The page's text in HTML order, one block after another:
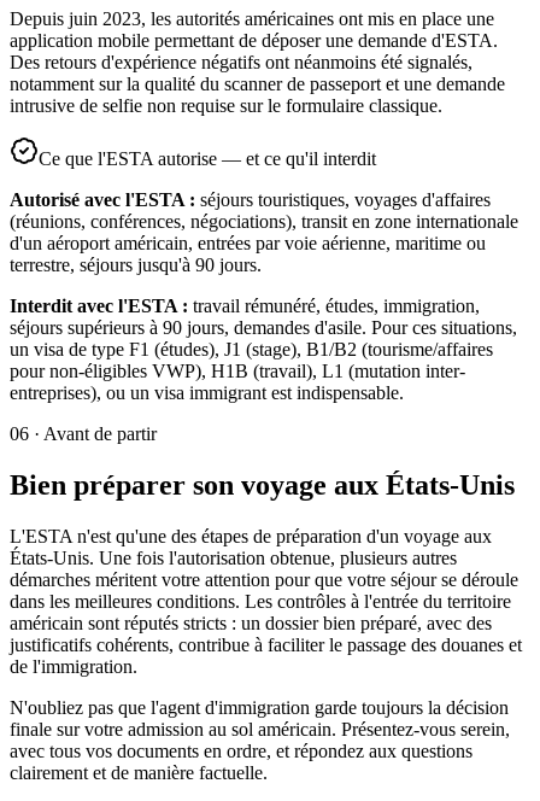
Depuis juin 2023, les autorités américaines ont mis en place une
application mobile permettant de déposer une demande d'ESTA.
Des retours d'expérience négatifs ont néanmoins été signalés,
notamment sur la qualité du scanner de passeport et une demande
intrusive de selfie non requise sur le formulaire classique.
Ce que l'ESTA autorise — et ce qu'il interdit
Autorisé avec l'ESTA : séjours touristiques, voyages d'affaires
(réunions, conférences, négociations), transit en zone internationale
d'un aéroport américain, entrées par voie aérienne, maritime ou
terrestre, séjours jusqu'à 90 jours.
Interdit avec l'ESTA : travail rémunéré, études, immigration,
séjours supérieurs à 90 jours, demandes d'asile. Pour ces situations,
un visa de type F1 (études), J1 (stage), B1/B2 (tourisme/affaires
pour non-éligibles VWP), H1B (travail), L1 (mutation inter-
entreprises), ou un visa immigrant est indispensable.
06 · Avant de partir
Bien préparer son voyage aux États-Unis
L'ESTA n'est qu'une des étapes de préparation d'un voyage aux
États-Unis. Une fois l'autorisation obtenue, plusieurs autres
démarches méritent votre attention pour que votre séjour se déroule
dans les meilleures conditions. Les contrôles à l'entrée du territoire
américain sont réputés stricts : un dossier bien préparé, avec des
justificatifs cohérents, contribue à faciliter le passage des douanes et
de l'immigration.
N'oubliez pas que l'agent d'immigration garde toujours la décision
finale sur votre admission au sol américain. Présentez-vous serein,
avec tous vos documents en ordre, et répondez aux questions
clairement et de manière factuelle.